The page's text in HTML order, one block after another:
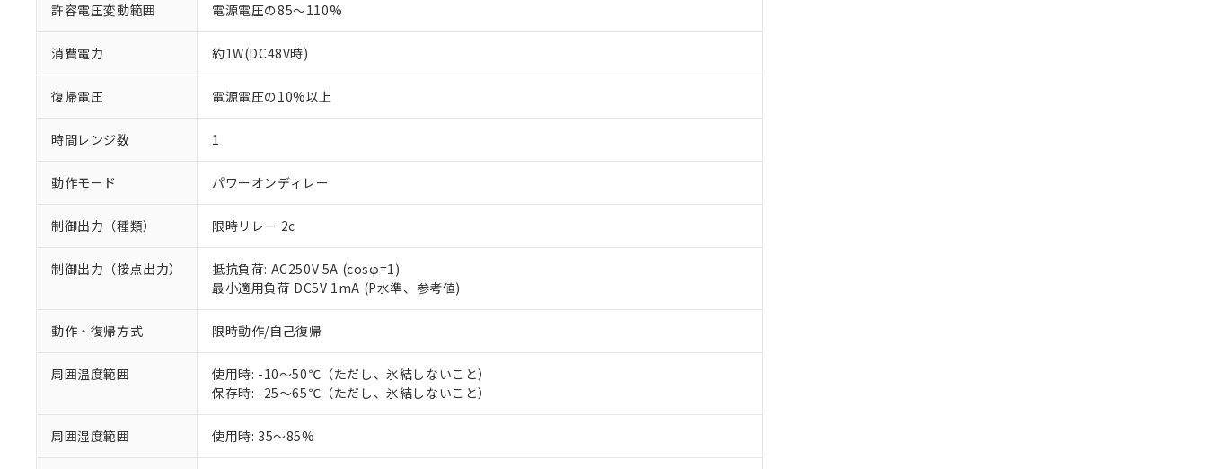
許容電圧変動範囲 電源電圧の85～110%
消費電力 約1W(DC48V時)
復帰電圧 電源電圧の10%以上
時間レンジ数 1
動作モード パワーオンディレー
制御出力（種類） 限時リレー 2c
制御出力（接点出力）
抵抗負荷: AC250V 5A (cosφ=1)
最小適用負荷 DC5V 1mA (P水準、参考値)
動作・復帰方式 限時動作/自己復帰
周囲温度範囲
使用時: -10～50℃（ただし、氷結しないこと）
保存時: -25～65℃（ただし、氷結しないこと）
周囲湿度範囲 使用時: 35～85%
※1 対応状況